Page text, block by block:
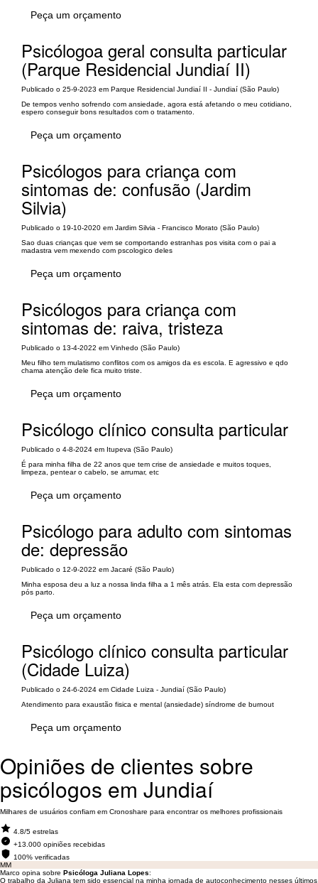
Peça um orçamento
Psicólogoa geral consulta particular
(Parque Residencial Jundiaí II)
Publicado o 25-9-2023 em Parque Residencial Jundiaí II - Jundiaí (São Paulo)
De tempos venho sofrendo com ansiedade, agora está afetando o meu cotidiano,
espero conseguir bons resultados com o tratamento.
Peça um orçamento
Psicólogos para criança com
sintomas de: confusão (Jardim
Silvia)
Publicado o 19-10-2020 em Jardim Silvia - Francisco Morato (São Paulo)
Sao duas crianças que vem se comportando estranhas pos visita com o pai a
madastra vem mexendo com pscologico deles
Peça um orçamento
Psicólogos para criança com
sintomas de: raiva, tristeza
Publicado o 13-4-2022 em Vinhedo (São Paulo)
Meu filho tem mulatismo conflitos com os amigos da es escola. E agressivo e qdo
chama atenção dele fica muito triste.
Peça um orçamento
Psicólogo clínico consulta particular
Publicado o 4-8-2024 em Itupeva (São Paulo)
É para minha filha de 22 anos que tem crise de ansiedade e muitos toques,
limpeza, pentear o cabelo, se arrumar, etc
Peça um orçamento
Psicólogo para adulto com sintomas
de: depressão
Publicado o 12-9-2022 em Jacaré (São Paulo)
Minha esposa deu a luz a nossa linda filha a 1 mês atrás. Ela esta com depressão
pós parto.
Peça um orçamento
Psicólogo clínico consulta particular
(Cidade Luiza)
Publicado o 24-6-2024 em Cidade Luiza - Jundiaí (São Paulo)
Atendimento para exaustão fisica e mental (ansiedade) síndrome de burnout
Peça um orçamento
Opiniões de clientes sobre
psicólogos em Jundiaí
Milhares de usuários confiam em Cronoshare para encontrar os melhores profissionais
4.8/5 estrelas
+13.000 opiniões recebidas
100% verificadas
MM
Marco opina sobre Psicóloga Juliana Lopes:
O trabalho da Juliana tem sido essencial na minha jornada de autoconhecimento nesses últimos